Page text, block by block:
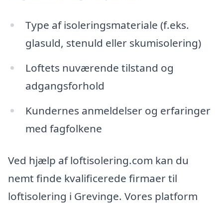
Type af isoleringsmateriale (f.eks.
glasuld, stenuld eller skumisolering)
Loftets nuværende tilstand og
adgangsforhold
Kundernes anmeldelser og erfaringer
med fagfolkene
Ved hjælp af loftisolering.com kan du
nemt finde kvalificerede firmaer til
loftisolering i Grevinge. Vores platform